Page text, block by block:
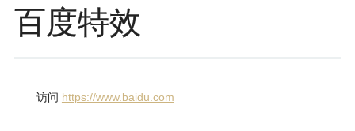
百度特效
访问 https://www.baidu.com